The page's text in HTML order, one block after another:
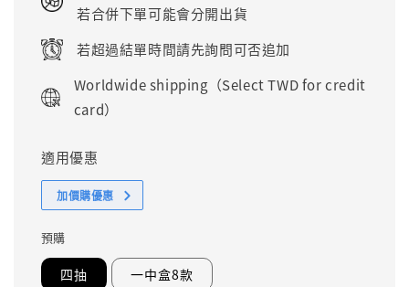
若合併下單可能會分開出貨
若超過結單時間請先詢問可否追加
Worldwide shipping（Select TWD for credit
card）
適用優惠
加價購優惠
預購
四抽 一中盒8款